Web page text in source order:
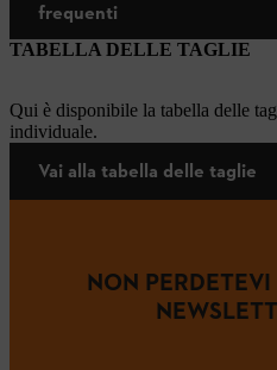
frequenti
TABELLA DELLE TAGLIE
Qui è disponibile la tabella delle
individuale.
Vai alla tabella delle taglie
NON